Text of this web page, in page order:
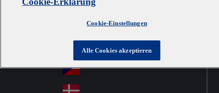
Contact
a
stri Brazil
Ca
da
Canada
Ch
ina
中国大陆
Cz
Česko
Cookie-Einstellungen
Alle Cookies akzeptieren